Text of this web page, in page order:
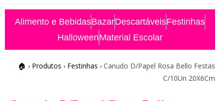
Alimento e BebidasBazarDescartáveisFestinhas
HalloweenMaterial Escolar
🏠 › Produtos › Festinhas › Canudo D/Papel Rosa Bello Festas
C/10Un 20X6Cm